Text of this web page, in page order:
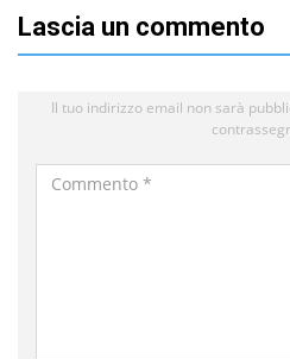
Lascia un commento
Il tuo indirizzo email non sarà
Commento